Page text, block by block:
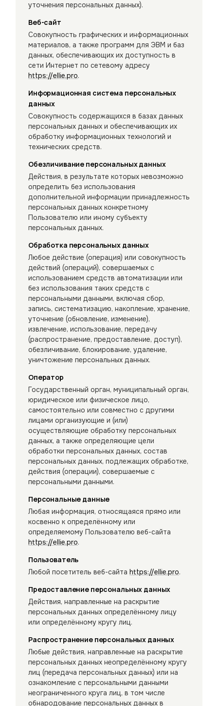
уточнения персональных данных).
Веб-сайт
Совокупность графических и информационных
материалов, а также программ для ЭВМ и баз
данных, обеспечивающих их доступность в
сети Интернет по сетевому адресу
https://ellie.pro.
Информационная система персональных
данных
Совокупность содержащихся в базах данных
персональных данных и обеспечивающих их
обработку информационных технологий и
технических средств.
Обезличивание персональных данных
Действия, в результате которых невозможно
определить без использования
дополнительной информации принадлежность
персональных данных конкретному
Пользователю или иному субъекту
персональных данных.
Обработка персональных данных
Любое действие (операция) или совокупность
действий (операций), совершаемых с
использованием средств автоматизации или
без использования таких средств с
персональными данными, включая сбор,
запись, систематизацию, накопление, хранение,
уточнение (обновление, изменение),
извлечение, использование, передачу
(распространение, предоставление, доступ),
обезличивание, блокирование, удаление,
уничтожение персональных данных.
Оператор
Государственный орган, муниципальный орган,
юридическое или физическое лицо,
самостоятельно или совместно с другими
лицами организующие и (или)
осуществляющие обработку персональных
данных, а также определяющие цели
обработки персональных данных, состав
персональных данных, подлежащих обработке,
действия (операции), совершаемые с
персональными данными.
Персональные данные
Любая информация, относящаяся прямо или
косвенно к определённому или
определяемому Пользователю веб-сайта
https://ellie.pro.
Пользователь
Любой посетитель веб-сайта https://ellie.pro.
Предоставление персональных данных
Действия, направленные на раскрытие
персональных данных определённому лицу
или определённому кругу лиц.
Распространение персональных данных
Любые действия, направленные на раскрытие
персональных данных неопределённому кругу
лиц (передача персональных данных) или на
ознакомление с персональными данными
неограниченного круга лиц, в том числе
обнародование персональных данных в